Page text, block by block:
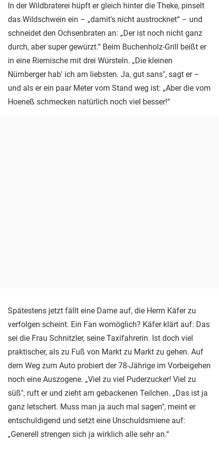
In der Wildbraterei hüpft er gleich hinter die Theke, pinselt
das Wildschwein ein – „damit's nicht austrocknet“ – und
schneidet den Ochsenbraten an: „Der ist noch nicht ganz
durch, aber super gewürzt.“ Beim Buchenholz-Grill beißt er
in eine Riemische mit drei Würsteln. „Die kleinen
Nürnberger hab' ich am liebsten. Ja, gut sans", sagt er –
und als er ein paar Meter vom Stand weg ist: „Aber die vom
Hoeneß schmecken natürlich noch viel besser!“
Spätestens jetzt fällt eine Dame auf, die Herrn Käfer zu
verfolgen scheint. Ein Fan womöglich? Käfer klärt auf: Das
sei die Frau Schnitzler, seine Taxifahrerin. Ist doch viel
praktischer, als zu Fuß von Markt zu Markt zu gehen. Auf
dem Weg zum Auto probiert der 78-Jährige im Vorbeigehen
noch eine Auszogene. „Viel zu viel Puderzucker! Viel zu
süß", ruft er und zieht am gebackenen Teilchen. „Das ist ja
ganz letschert. Muss man ja auch mal sagen", meint er
entschuldigend und setzt eine Unschuldsmiene auf:
„Generell strengen sich ja wirklich alle sehr an.“